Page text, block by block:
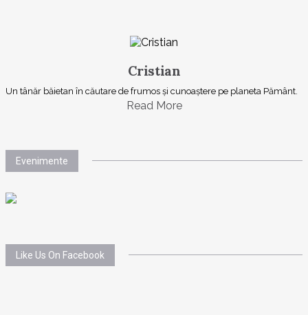
Cristian
Un tânăr băietan în căutare de frumos și cunoaștere pe planeta Pământ.
Read More
Evenimente
Like Us On Facebook